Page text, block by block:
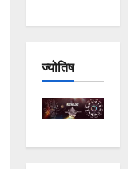
ज्योतिष